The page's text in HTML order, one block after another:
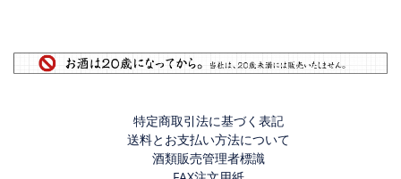
特定商取引法に基づく表記
送料とお支払い方法について
酒類販売管理者標識